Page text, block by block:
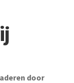
door